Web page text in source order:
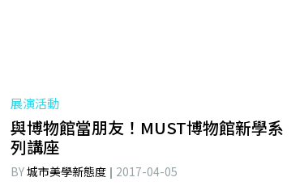
展演活動
與博物館當朋友！MUST博物館新學系
列講座
BY城市美學新態度
2017-04-05